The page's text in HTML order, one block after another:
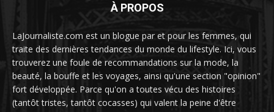
À PROPOS
LaJournaliste.com est un blogue par et pour les femmes, qui
traite des dernières tendances du monde du lifestyle. Ici, vous
trouverez une foule de recommandations sur la mode, la
beauté, la bouffe et les voyages, ainsi qu'une section "opinion"
fort développée. Parce qu'on a toutes vécu des histoires
(tantôt tristes, tantôt cocasses) qui valent la peine d'être